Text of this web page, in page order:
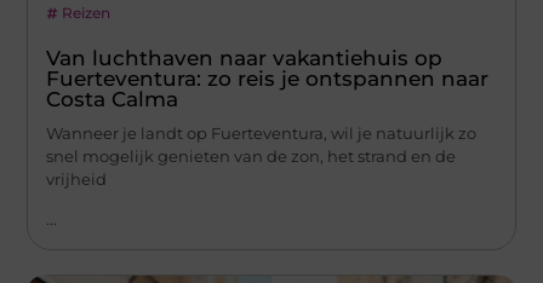
Reizen
Van luchthaven naar vakantiehuis op
Fuerteventura: zo reis je ontspannen naar
Costa Calma
Wanneer je landt op Fuerteventura, wil je natuurlijk zo
snel mogelijk genieten van de zon, het strand en de
vrijheid